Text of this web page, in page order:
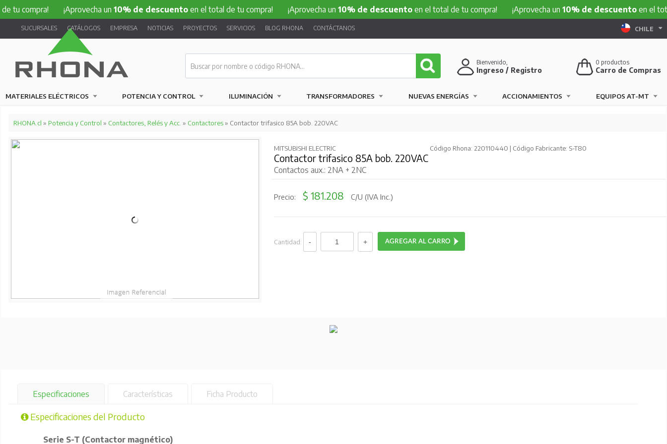
compra! ¡Aprovecha un10% de descuentoen el total de tu compra! ¡Aprovecha un10% de descuentoen el total de tu compra! ¡Aprovecha un10% de descuentoen el total
SUCURSALES CATÁLOGOS EMPRESA NOTICIAS PROYECTOS SERVICIOS BLOG RHONA CONTÁCTANOS CHILE
0 productos
Carro de Compras
Bienvenido,
Ingreso / Registro
MATERIALES ELÉCTRICOS POTENCIA Y CONTROL ILUMINACIÓN TRANSFORMADORES NUEVAS ENERGÍAS ACCIONAMIENTOS EQUIPOS AT-MT
RHONA.cl » Potencia y Control » Contactores, Relés y Acc. » Contactores» Contactor trifasico 85A bob. 220VAC
MITSUBISHI ELECTRIC Código Rhona: 220110440 | Código Fabricante: S-T80
Contactor trifasico 85A bob. 220VAC
Contactos aux.: 2NA + 2NC
Precio: $ 181.208 C/U (IVA Inc.)
Cantidad:
Especificaciones Características Ficha Producto
Especificaciones del Producto
Serie S-T (Contactor magnético)